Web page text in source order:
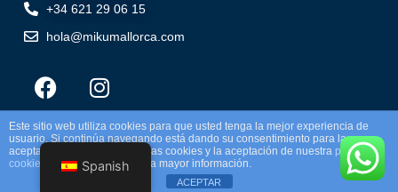
+34 621 29 06 15
hola@mikumallorca.com
Made by Salem
Este sitio web utiliza cookies para que usted tenga la mejor experiencia de
usuario. Si continúa navegando está dando su consentimiento para la
aceptación de las mencionadas cookies y la aceptación de nuestra política de
cookies
, pinche el enlace para mayor información.
ACEPTAR
Spanish